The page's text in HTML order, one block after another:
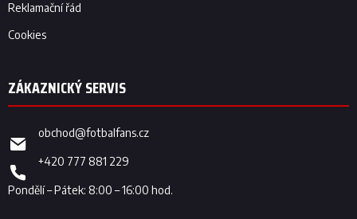
Reklamační řád
Cookies
obchod@fotbalfans.cz
+420 777 881 229